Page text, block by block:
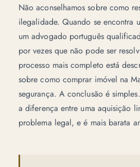
Não aconselhamos sobre como
ilegalidade. Quando se encontra
um advogado português
por vezes que não pode ser
processo mais completo está
sobrecomo comprar imóvel na
segurança. A conclusão é
a diferença entre uma aquisição
problema legal, e é mais barata